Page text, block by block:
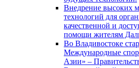
Внедрение высоких
технологий для
качественной и
помощи жителям
Во Владивостоке
Международные
Азии» –